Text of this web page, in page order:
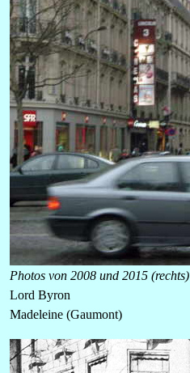
Photos von 2008 und 2015 (rechts)
Lord Byron
Madeleine (Gaumont)